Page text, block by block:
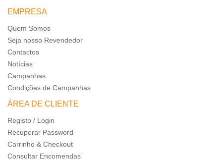
EMPRESA
Quem Somos
Seja nosso Revendedor
Contactos
Notícias
Campanhas
Condições de Campanhas
ÁREA DE CLIENTE
Registo / Login
Recuperar Password
Carrinho & Checkout
Consultar Encomendas